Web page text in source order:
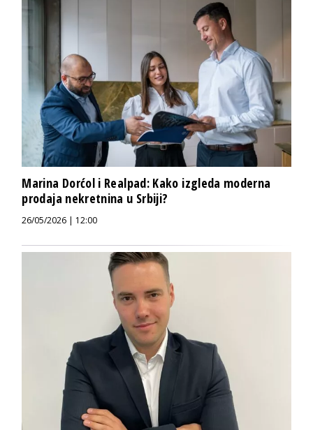
Marina Dorćol i Realpad: Kako izgleda moderna
prodaja nekretnina u Srbiji?
26/05/2026 | 12:00